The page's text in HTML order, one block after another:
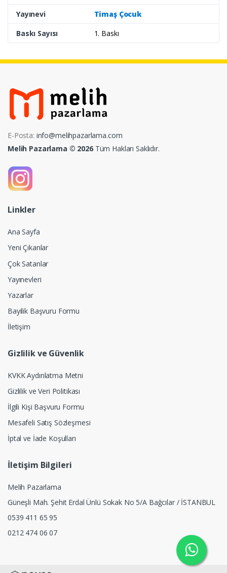
Yayınevi
Timaş Çocuk
Baskı Sayısı
1. Baskı
E-Posta: info@melihpazarlama.com
Melih Pazarlama © 2026Tüm Hakları Saklıdır.
Linkler
Ana Sayfa
Yeni Çıkanlar
Çok Satanlar
Yayınevleri
Yazarlar
Bayilik Başvuru Formu
İletişim
Gizlilik ve Güvenlik
KVKK Aydınlatma Metni
Gizlilik ve Veri Politikası
İlgili Kişi Başvuru Formu
Mesafeli Satış Sözleşmesi
İptal ve İade Koşulları
İletişim Bilgileri
Melih Pazarlama
Güneşli Mah. Şehit Erdal Ünlü Sokak No 5/A Bağcılar / İSTANBUL
0539 411 65 95
0212 474 06 07